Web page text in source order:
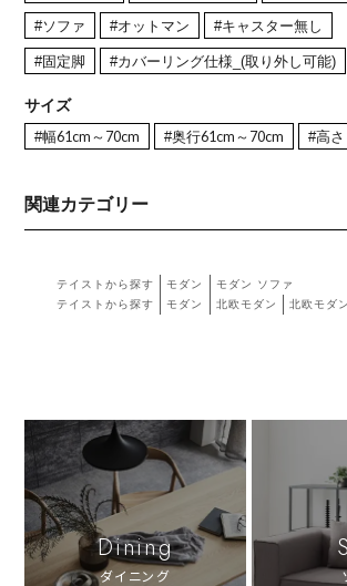
#ソファ #オットマン #キャスター無し
#固定脚 #カバーリング仕様_(取り外し可能)
サイズ
#幅61cm～70cm #奥行61cm～70cm #高
関連カテゴリー
テイストから探す モダン
モダン ソファ
テイストから探す
モダン 北欧モダン 北欧モダ
Dining
ダイニング